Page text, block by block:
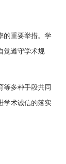
的重要举措。学
觉遵守学术规
等多种手段共同
学术诚信的落实